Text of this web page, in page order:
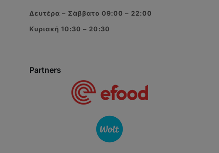
Δευτέρα – Σάββατο 09:00 – 22:00
Κυριακή 10:30 – 20:30
Partners